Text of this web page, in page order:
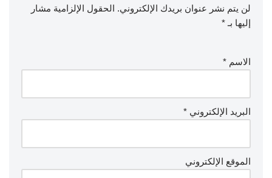
لن يتم نشر عنوان بريدك الإلكتروني. الحقول الإلزامية مشار
إليها بـ *
الاسم *
البريد الإلكتروني *
الموقع الإلكتروني